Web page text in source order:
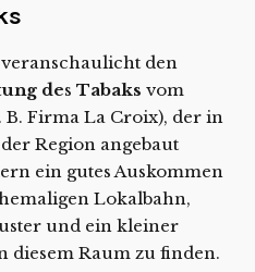
den
des Tabaks vom
B. Firma La Croix), der in
Region angebaut
ein gutes Auskommen
Lokalbahn,
und ein kleiner
diesem Raum zu finden.